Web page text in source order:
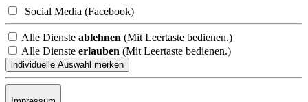
Social Media (Facebook)
Alle Dienste ablehnen (Mit Leertaste bedienen.)
Alle Dienste erlauben (Mit Leertaste bedienen.)